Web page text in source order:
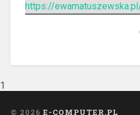
https://
1
© 2026 E-COMPUTER.PL